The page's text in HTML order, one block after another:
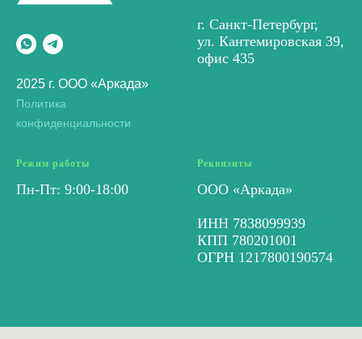
2025 г. ООО «Аркада»
Политика
конфиденциальности
г. Санкт-Петербург,
ул. Кантемировская 39,
офис 435
Режим работы
Пн-Пт: 9:00-18:00
Реквизиты
ООО «Аркада»
ИНН 7838099939
КПП 780201001
ОГРН 1217800190574